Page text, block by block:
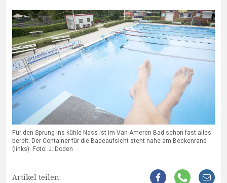
Für den Sprung ins kühle Nass ist im Van-Ameren-Bad schon fast alles
bereit. Der Container für die Badeaufsicht steht nahe am Beckenrand
(links). Foto: J. Doden
Artikel teilen: